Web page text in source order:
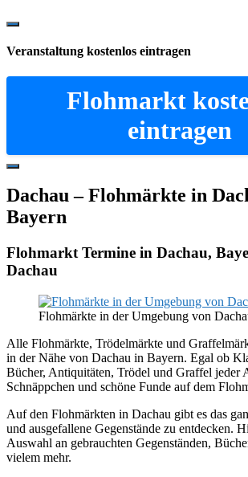
Show
Content
Veranstaltung kostenlos eintragen
Flohmarkt
eintragen
Hide
Content
Dachau – Flohmärkte in
Bayern
Flohmarkt Termine in Dachau,
Dachau
Flohmärkte in der Umgebung von
Alle Flohmärkte, Trödelmärkte und
in der Nähe von Dachau in Bayern. Egal ob
Bücher, Antiquitäten, Trödel und Graffel jeder
Schnäppchen und schöne Funde auf dem
Auf den Flohmärkten in Dachau gibt es das
und ausgefallene Gegenstände zu entdecken.
Auswahl an gebrauchten Gegenständen,
vielem mehr.